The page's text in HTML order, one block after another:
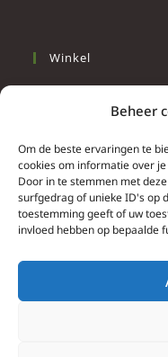
Beheer
Om de beste ervaringen te
cookies om informatie over
Door in te stemmen met
surfgedrag of unieke ID's op
toestemming geeft of uw
invloed hebben op bepaalde
Winkel
Wonen
Info
Contacteer ons